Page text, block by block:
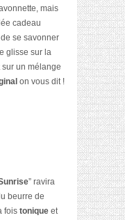
mais
cadeau
se savonner
glisse sur la
sur un mélange
on vous dit !
” ravira
beurre de
fois tonique et